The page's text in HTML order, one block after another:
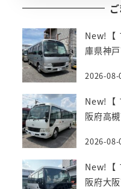
New!【
庫県神
2026-08-
New!【
阪府高
2026-08-
New!【
阪府大